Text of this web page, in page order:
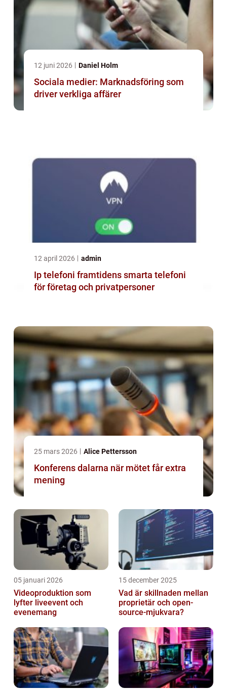
12 juni 2026 Daniel Holm
Sociala medier: Marknadsföring som
driver verkliga affärer
12 april 2026 admin
Ip telefoni framtidens smarta telefoni
för företag och privatpersoner
25 mars 2026 Alice Pettersson
Konferens dalarna när mötet får extra
mening
05 januari 2026
Videoproduktion som
lyfter liveevent och
evenemang
15 december 2025
Vad är skillnaden mellan
proprietär och open-
source-mjukvara?